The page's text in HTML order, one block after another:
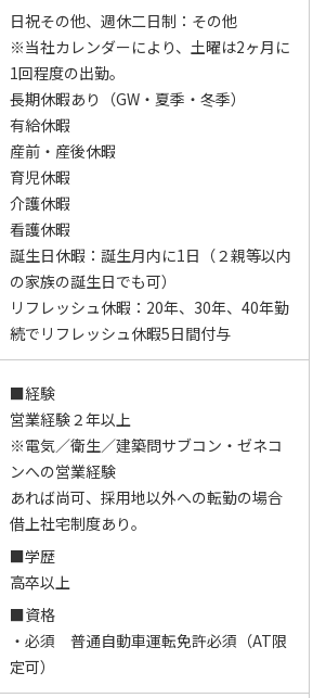
日祝その他、週休二日制：その他
※当社カレンダーにより、土曜は2ヶ月に
1回程度の出勤。
長期休暇あり（GW・夏季・冬季）
有給休暇
産前・産後休暇
育児休暇
介護休暇
看護休暇
誕生日休暇：誕生月内に1日（２親等以内
の家族の誕生日でも可）
リフレッシュ休暇：20年、30年、40年勤
続でリフレッシュ休暇5日間付与
■経験
営業経験２年以上
※電気／衛生／建築問サブコン・ゼネコ
ンへの営業経験
あれば尚可、採用地以外への転勤の場合
借上社宅制度あり。
■学歴
高卒以上
■資格
・必須 普通自動車運転免許必須（AT限
定可）